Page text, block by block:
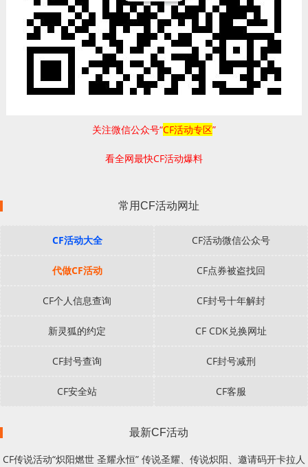
关注微信公众号“CF活动专区”
看全网最快CF活动爆料
常用CF活动网址
CF活动大全 CF活动微信公众号
代做CF活动 CF点券被盗找回
CF个人信息查询 CF封号十年解封
新灵狐的约定 CF CDK兑换网址
CF封号查询 CF封号减刑
CF安全站 CF客服
最新CF活动
CF传说活动“炽阳燃世 圣耀永恒” 传说圣耀、传说炽阳、邀请码开卡拉人